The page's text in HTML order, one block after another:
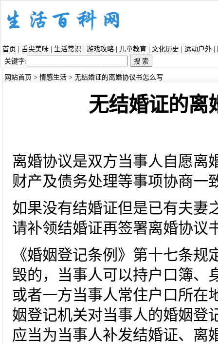
首页 舌尖美味 生活常识 游戏攻略 儿童教育 文化历史 运动户外
关键字:
网站首页 > 情感生活> 无结婚证的离婚协议书怎么写
无结婚证的离
离婚协议是双方当事人自愿离
财产及债务处理等事项协商一
如果没有结婚证但是已有夫妻
请补领结婚证再签署离婚协议
《婚姻登记条例》第十七条
毁的，当事人可以持户口簿、
或者一方当事人常住户口所在
姻登记机关对当事人的婚姻登
应当为当事人补发结婚证、离